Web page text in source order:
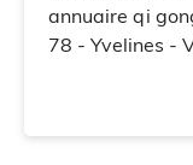
annuaire qi
78 - Yvelines -